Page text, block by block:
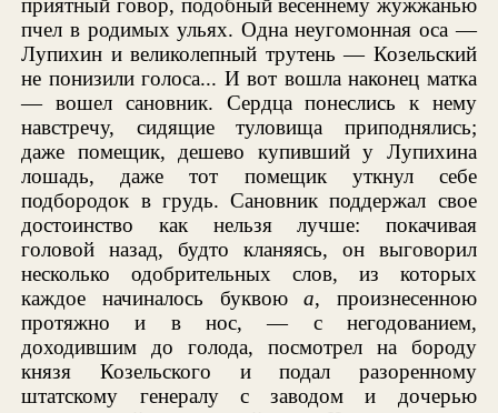
приятный говор, подобный весеннему жужжанью
пчел в родимых ульях. Одна неугомонная оса —
Лупихин и великолепный трутень — Козельский
не понизили голоса... И вот вошла наконец матка
— вошел сановник. Сердца понеслись к нему
навстречу, сидящие туловища приподнялись;
даже помещик, дешево купивший у Лупихина
лошадь, даже тот помещик уткнул себе
подбородок в грудь. Сановник поддержал свое
достоинство как нельзя лучше: покачивая
головой назад, будто кланяясь, он выговорил
несколько одобрительных слов, из которых
каждое начиналось буквоюа, произнесенною
протяжно и в нос, — с негодованием,
доходившим до голода, посмотрел на бороду
князя Козельского и подал разоренному
штатскому генералу с заводом и дочерью